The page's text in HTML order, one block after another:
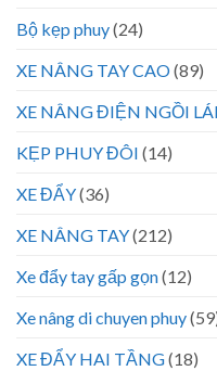
Bộ kẹp phuy(24)
XE NÂNG TAY CAO(89)
XE NÂNG ĐIỆN NGỒI LÁI
KẸP PHUY ĐÔI (14)
XE ĐẨY(36)
XE NÂNG TAY(212)
Xe đẩy tay gấp gọn(12)
Xe nâng di chuyen phuy
XE ĐẨY HAI TẦNG(18)